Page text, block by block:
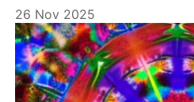
y
26 Nov 2025